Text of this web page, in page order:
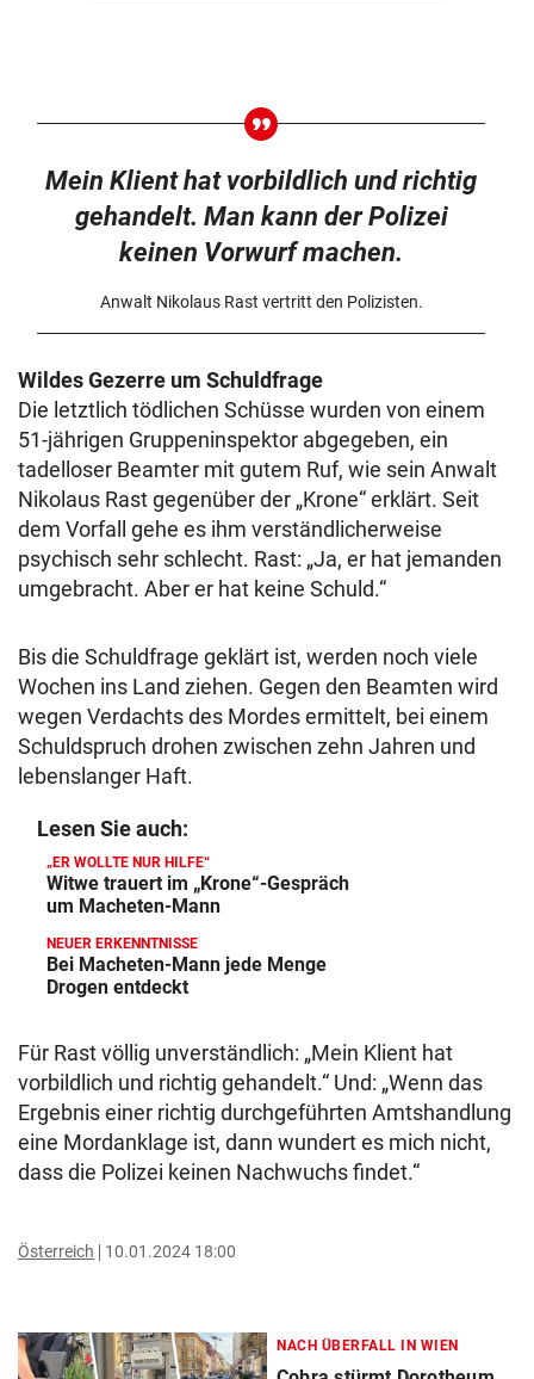
Mein Klient hat vorbildlich und richtig
gehandelt. Man kann der Polizei
keinen Vorwurf machen.
Anwalt Nikolaus Rast vertritt den Polizisten.
Wildes Gezerre um Schuldfrage
Die letztlich tödlichen Schüsse wurden von einem
51-jährigen Gruppeninspektor abgegeben, ein
tadelloser Beamter mit gutem Ruf, wie sein Anwalt
Nikolaus Rast gegenüber der „Krone“ erklärt. Seit
dem Vorfall gehe es ihm verständlicherweise
psychisch sehr schlecht. Rast: „Ja, er hat jemanden
umgebracht. Aber er hat keine Schuld.“
Bis die Schuldfrage geklärt ist, werden noch viele
Wochen ins Land ziehen. Gegen den Beamten wird
wegen Verdachts des Mordes ermittelt, bei einem
Schuldspruch drohen zwischen zehn Jahren und
lebenslanger Haft.
Lesen Sie auch:
„ER WOLLTE NUR HILFE“
Witwe trauert im „Krone“-Gespräch
um Macheten-Mann
NEUER ERKENNTNISSE
Bei Macheten-Mann jede Menge
Drogen entdeckt
Für Rast völlig unverständlich: „Mein Klient hat
vorbildlich und richtig gehandelt.“ Und: „Wenn das
Ergebnis einer richtig durchgeführten Amtshandlung
eine Mordanklage ist, dann wundert es mich nicht,
dass die Polizei keinen Nachwuchs findet.“
Österreich 10.01.2024 18:00
NACH ÜBERFALL IN WIEN